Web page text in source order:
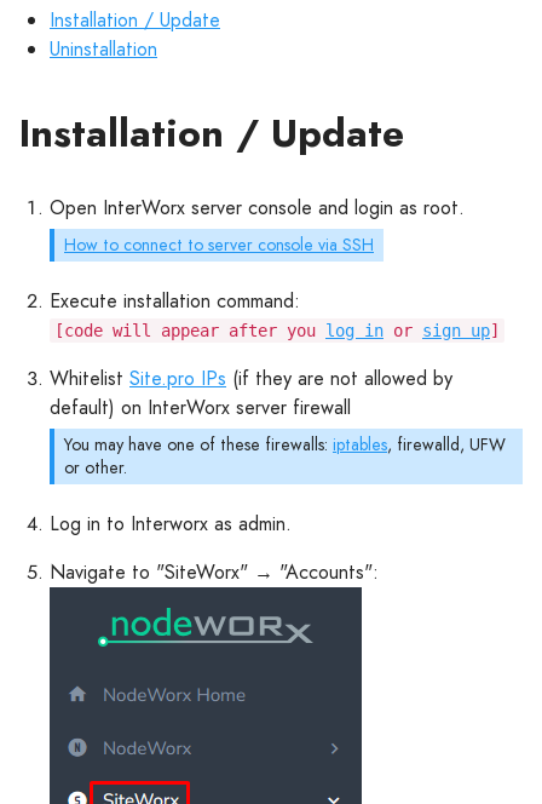
Installation / Update
Uninstallation
Installation / Update
Open InterWorx server console and login as root.
How to connect to server console via SSH
Execute installation command:
[code will appear after you log in or sign up]
Whitelist Site.pro IPs (if they are not allowed by
default) on InterWorx server firewall
You may have one of these firewalls: iptables, firewalld, UFW
or other.
Log in to Interworx as admin.
Navigate to "SiteWorx" → "Accounts":